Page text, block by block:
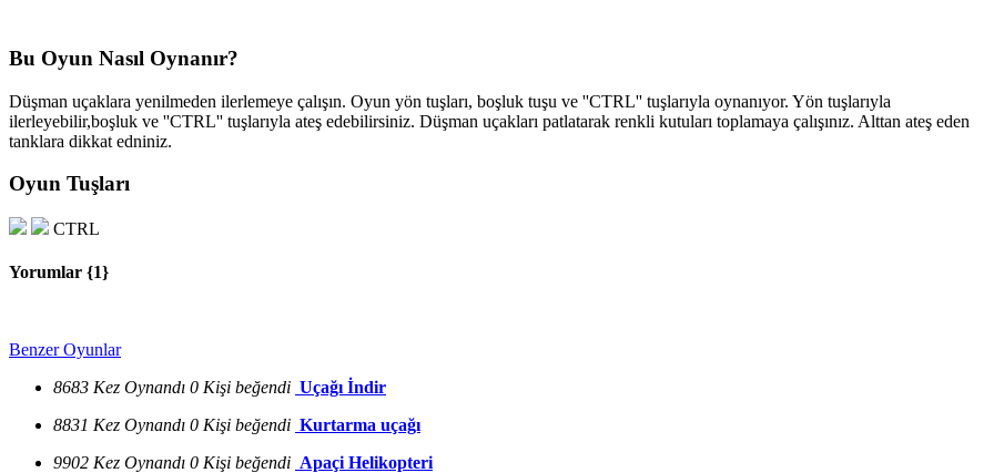
Bu Oyun Nasıl Oynanır?
Düşman uçaklara yenilmeden ilerlemeye çalışın. Oyun yön tuşları, boşluk tuşu ve ''CTRL'' tuşlarıyla oynanıyor. Yön tuşlarıyla
ilerleyebilir,boşluk ve ''CTRL'' tuşlarıyla ateş edebilirsiniz. Düşman uçakları patlatarak renkli kutuları toplamaya çalışınız. Alttan ateş eden
tanklara dikkat edniniz.
Oyun Tuşları
CTRL
Yorumlar {1}
Benzer Oyunlar
8683 Kez Oynandı 0 Kişi beğendi Uçağı İndir
8831 Kez Oynandı 0 Kişi beğendi Kurtarma uçağı
9902 Kez Oynandı 0 Kişi beğendi Apaçi Helikopteri